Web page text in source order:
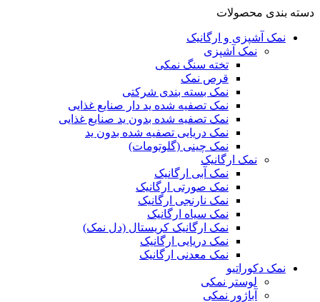
دسته بندی محصولات
نمک آشپزی و ارگانیک
نمک آشپزی
تخته سنگ نمکی
قرص نمک
نمک بسته بندی شرکتی
نمک تصفیه شده ید دار صنایع غذایی
نمک تصفیه شده بدون ید صنایع غذایی
نمک دریایی تصفیه شده بدون ید
نمک چینی (گلوتومات)
نمک ارگانیک
نمک آبی ارگانیک
نمک صورتی ارگانیک
نمک نارنجی ارگانیک
نمک سیاه ارگانیک
نمک ارگانیک کریستال (دل نمک)
نمک دریایی ارگانیک
نمک معدنی ارگانیک
نمک دکوراتیو
لوستر نمکی
آباژور نمکی